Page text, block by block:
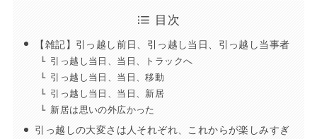
目次
【雑記】引っ越し前日、引っ越し当日、引っ越し当事者
引っ越し当日、当日、トラックへ
引っ越し当日、当日、移動
引っ越し当日、当日、新居
新居は思いの外広かった
引っ越しの大変さは人それぞれ、これからが楽しみすぎ